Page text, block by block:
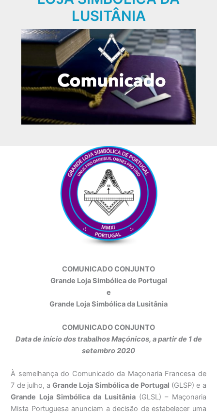
LUSITÂNIA
COMUNICADO CONJUNTO
Grande Loja Simbólica de Portugal
e
Grande Loja Simbólica da Lusitânia
COMUNICADO CONJUNTO
Data de início dos trabalhos Maçónicos, a partir de 1 de
setembro 2020
À semelhança do Comunicado da Maçonaria Francesa de
7 de julho, aGrande Loja Simbólica de Portugal (GLSP) e a
Grande Loja Simbólica da Lusitânia(GLSL) – Maçonaria
Mista Portuguesa anunciam a decisão de estabelecer uma